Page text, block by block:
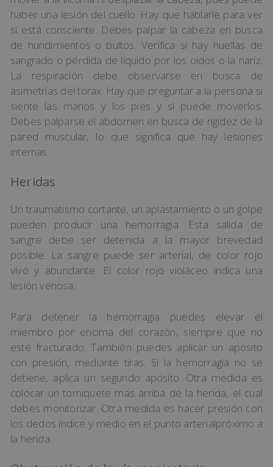
haber una lesión del cuello. Hay que hablarle para ver
si está consciente. Debes palpar la cabeza en busca
de hundimientos o bultos. Verifica si hay huellas de
sangrado o pérdida de líquido por los oídos o la nariz.
La respiración debe observarse en busca de
asimetrías del tórax. Hay que preguntar a la persona si
siente las manos y los pies y si puede moverlos.
Debes palparse el abdomen en busca de rigidez de la
pared muscular, lo que significa que hay lesiones
internas.
Heridas
Un traumatismo cortante, un aplastamiento o un golpe
pueden producir una hemorragia. Esta salida de
sangre debe ser detenida a la mayor brevedad
posible. La sangre puede ser arterial, de color rojo
vivo y abundante. El color rojo violáceo indica una
lesión venosa.
Para detener la hemorragia puedes elevar el
miembro por encima del corazón, siempre que no
esté fracturado. También puedes aplicar un apósito
con presión, mediante tiras. Si la hemorragia no se
detiene, aplica un segundo apósito. Otra medida es
colocar un torniquete más arriba de la herida, el cual
debes monitorizar. Otra medida es hacer presión con
los dedos índice y medio en el punto arterialpróximo a
la herida.